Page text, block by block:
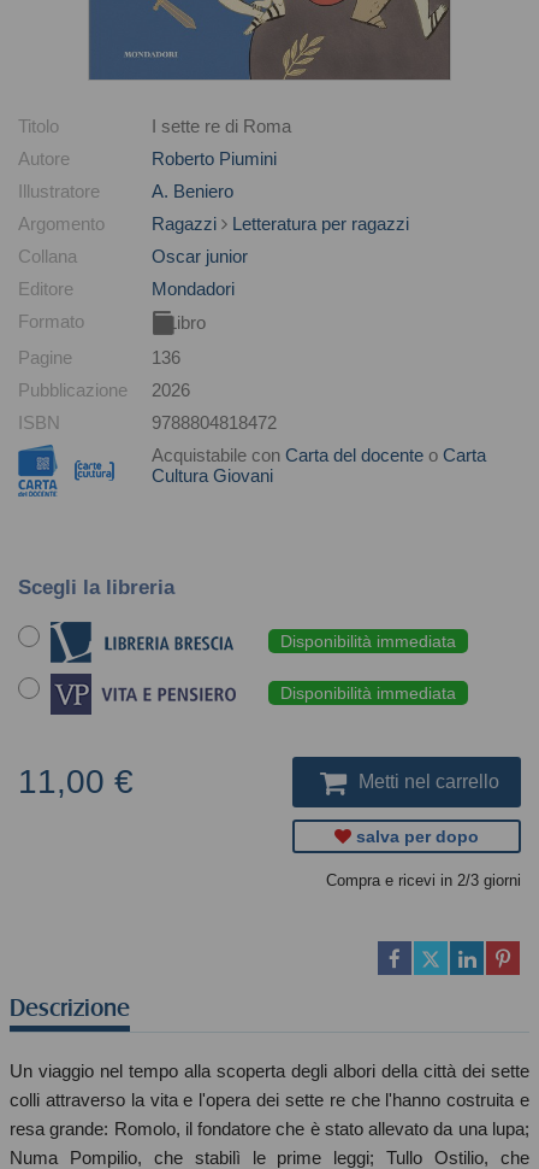
Titolo
I sette re di Roma
Autore
Roberto Piumini
Illustratore
A. Beniero
Argomento
Ragazzi
Letteratura per ragazzi
Collana
Oscar junior
Editore
Mondadori
Formato
Libro
Pagine
136
Pubblicazione
2026
ISBN
9788804818472
Acquistabile con Carta del docente o Carta
Cultura Giovani
Scegli la libreria
Disponibilità immediata
Disponibilità immediata
11,00 € Metti nel carrello
salva per dopo
Compra e ricevi in 2/3 giorni
Descrizione
Un viaggio nel tempo alla scoperta degli albori della città dei sette
colli attraverso la vita e l'opera dei sette re che l'hanno costruita e
resa grande: Romolo, il fondatore che è stato allevato da una lupa;
Numa Pompilio, che stabilì le prime leggi; Tullo Ostilio, che